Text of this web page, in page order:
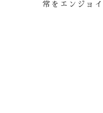
常をエンジョ